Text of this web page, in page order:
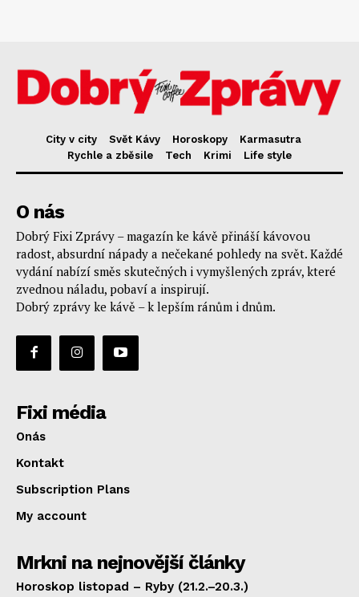
City v city Svět Kávy Horoskopy
Karmasutra
Rychle a zběsile
Tech Krimi Life style
O nás
Dobrý Fixi Zprávy – magazín ke kávě přináší kávovou
radost, absurdní nápady a nečekané pohledy na svět. Každé
vydání nabízí směs skutečných i vymyšlených zpráv, které
zvednou náladu, pobaví a inspirují.
Dobrý zprávy ke kávě – k lepším ránům i dnům.
Fixi média
Onás
Kontakt
Subscription Plans
My account
Mrkni na nejnovější články
Horoskop listopad – Ryby (21.2.–20.3.)